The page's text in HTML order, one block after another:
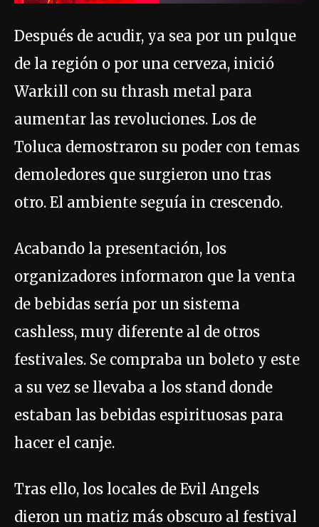
Después de acudir, ya sea por un pulque
de la región o por una cerveza, inició
Warkill con su thrash metal para
aumentar las revoluciones. Los de
Toluca demostraron su poder con temas
demoledores que surgieron uno tras
otro. El ambiente seguía in crescendo.
Acabando la presentación, los
organizadores informaron que la venta
de bebidas sería por un sistema
cashless, muy diferente al de otros
festivales. Se compraba un boleto y este
a su vez se llevaba a los stand donde
estaban las bebidas espirituosas para
hacer el canje.
Tras ello, los locales de Evil Angels
dieron un matiz más obscuro al festival